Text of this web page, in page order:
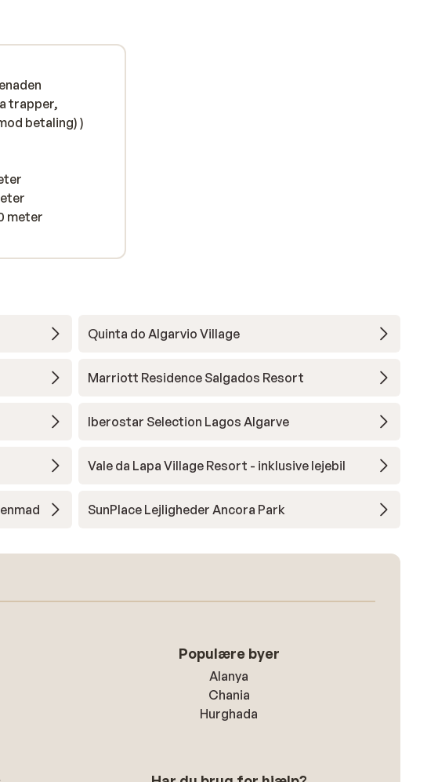
trapper,
betaling) )
meter
Quinta do Algarvio Village
Marriott Residence Salgados Resort
Iberostar Selection Lagos Algarve
Vale da Lapa Village Resort - inklusive lejebil
SunPlace Lejligheder Ancora Park
Populære byer
Alanya
Chania
Hurghada